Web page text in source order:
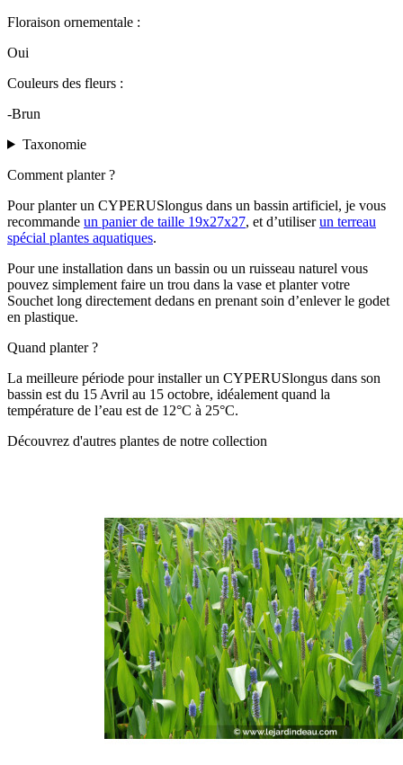
Floraison ornementale :
Oui
Couleurs des fleurs :
-Brun
Taxonomie
Comment planter ?
Pour planter un CYPERUSlongus dans un bassin artificiel, je vous
recommande un panier de taille 19x27x27, et d’utiliserun terreau
spécial plantes aquatiques.
Pour une installation dans un bassin ou un ruisseau naturel vous
pouvez simplement faire un trou dans la vase et planter votre
Souchet long directement dedans en prenant soin d’enlever le godet
en plastique.
Quand planter ?
La meilleure période pour installer un CYPERUSlongus dans son
bassin est du 15 Avril au 15 octobre, idéalement quand la
température de l’eau est de 12°C à 25°C.
Découvrez d'autres plantes de notre collection